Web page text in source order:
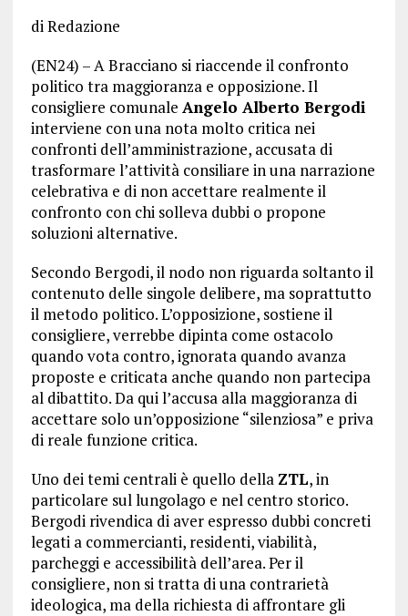
di Redazione
(EN24) – A Bracciano si riaccende il confronto
politico tra maggioranza e opposizione. Il
consigliere comunale Angelo Alberto Bergodi
interviene con una nota molto critica nei
confronti dell’amministrazione, accusata di
trasformare l’attività consiliare in una narrazione
celebrativa e di non accettare realmente il
confronto con chi solleva dubbi o propone
soluzioni alternative.
Secondo Bergodi, il nodo non riguarda soltanto il
contenuto delle singole delibere, ma soprattutto
il metodo politico. L’opposizione, sostiene il
consigliere, verrebbe dipinta come ostacolo
quando vota contro, ignorata quando avanza
proposte e criticata anche quando non partecipa
al dibattito. Da qui l’accusa alla maggioranza di
accettare solo un’opposizione “silenziosa” e priva
di reale funzione critica.
Uno dei temi centrali è quello della ZTL, in
particolare sul lungolago e nel centro storico.
Bergodi rivendica di aver espresso dubbi concreti
legati a commercianti, residenti, viabilità,
parcheggi e accessibilità dell’area. Per il
consigliere, non si tratta di una contrarietà
ideologica, ma della richiesta di affrontare gli